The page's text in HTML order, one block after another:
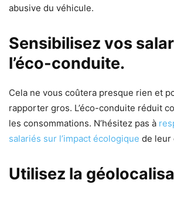
abusive du véhicule.
Sensibilisez vos
l’éco-conduite.
Cela ne vous coûtera presque rien et
rapporter gros. L’éco-conduite réduit
les consommations. N’hésitez pas à
salariés sur l’impact écologique de leur
Utilisez la